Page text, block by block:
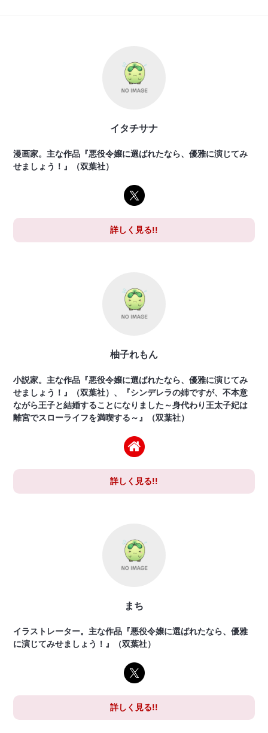
イタチサナ
漫画家。主な作品『悪役令嬢に選ばれたなら、優雅に演じてみ
せましょう！』（双葉社）
詳しく見る!!
柚子れもん
小説家。主な作品『悪役令嬢に選ばれたなら、優雅に演じてみ
せましょう！』（双葉社）、『シンデレラの姉ですが、不本意
ながら王子と結婚することになりました～身代わり王太子妃は
離宮でスローライフを満喫する～』（双葉社）
詳しく見る!!
まち
イラストレーター。主な作品『悪役令嬢に選ばれたなら、優雅
に演じてみせましょう！』（双葉社）
詳しく見る!!